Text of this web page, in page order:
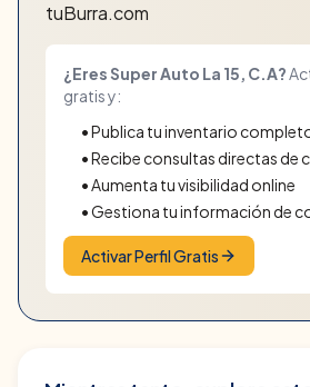
tuBurra.com
¿EresSuper Auto La 15, C.A?
gratis y:
• Publica tu inventario
• Recibe consultas directas de
• Aumenta tu visibilidad online
• Gestiona tu información de
Activar Perfil Gratis